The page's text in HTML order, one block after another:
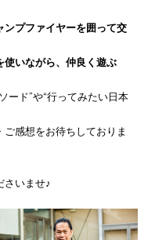
ンプファイヤーを囲って交
使いながら、仲良く遊ぶ
ード”や“行ってみたい日本
感想をお待ちしておりま
さいませ♪